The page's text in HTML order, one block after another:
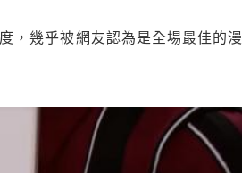
，幾乎被網友認為是全場最佳的漫